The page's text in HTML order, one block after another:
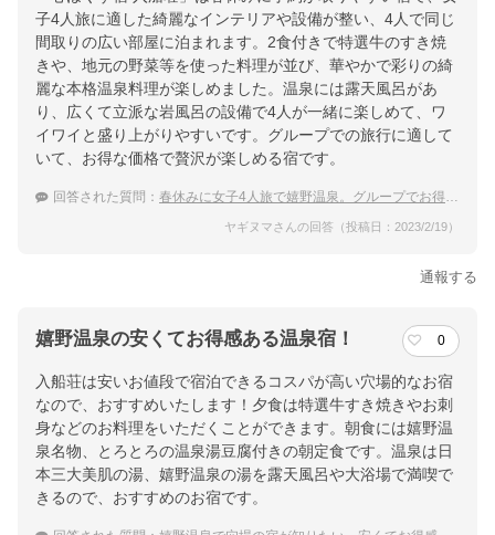
子4人旅に適した綺麗なインテリアや設備が整い、4人で同じ
間取りの広い部屋に泊まれます。2食付きで特選牛のすき焼
きや、地元の野菜等を使った料理が並び、華やかで彩りの綺
麗な本格温泉料理が楽しめました。温泉には露天風呂があ
り、広くて立派な岩風呂の設備で4人が一緒に楽しめて、ワ
イワイと盛り上がりやすいです。グループでの旅行に適して
いて、お得な価格で贅沢が楽しめる宿です。
回答された質問： 春休みに女子4人旅で嬉野温泉。グループでお得に泊まれる宿は？
ヤギヌマさんの回答（投稿日：2023/2/19）
通報する
嬉野温泉の安くてお得感ある温泉宿！ 0
入船荘は安いお値段で宿泊できるコスパが高い穴場的なお宿
なので、おすすめいたします！夕食は特選牛すき焼きやお刺
身などのお料理をいただくことができます。朝食には嬉野温
泉名物、とろとろの温泉湯豆腐付きの朝定食です。温泉は日
本三大美肌の湯、嬉野温泉の湯を露天風呂や大浴場で満喫で
きるので、おすすめのお宿です。